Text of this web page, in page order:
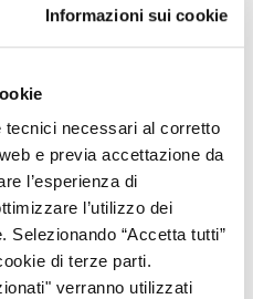
Informazioni sui cookie
necessari al corretto
e previa accettazione da
l’esperienza di
l’utilizzo dei
“Accetta tutti”
di terze parti.
verranno utilizzati
FSE+ 21-27.c
al 30.0
al 30.0